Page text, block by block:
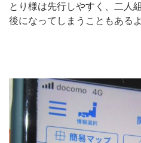
とり様は先行しやすく、二人
後になってしまうこともある